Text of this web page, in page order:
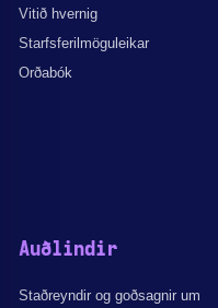
Vitið hvernig
Starfsferilmöguleikar
Orðabók
Auðlindir
Staðreyndir og goðsagnir um